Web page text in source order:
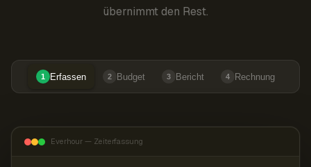
übernimmt den Rest.
1 Erfassen 2 Budget 3 Bericht 4 Rechnung
Everhour — Zeiterfassung